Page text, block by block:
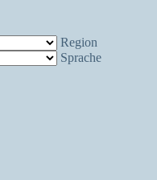
Region
Sprache